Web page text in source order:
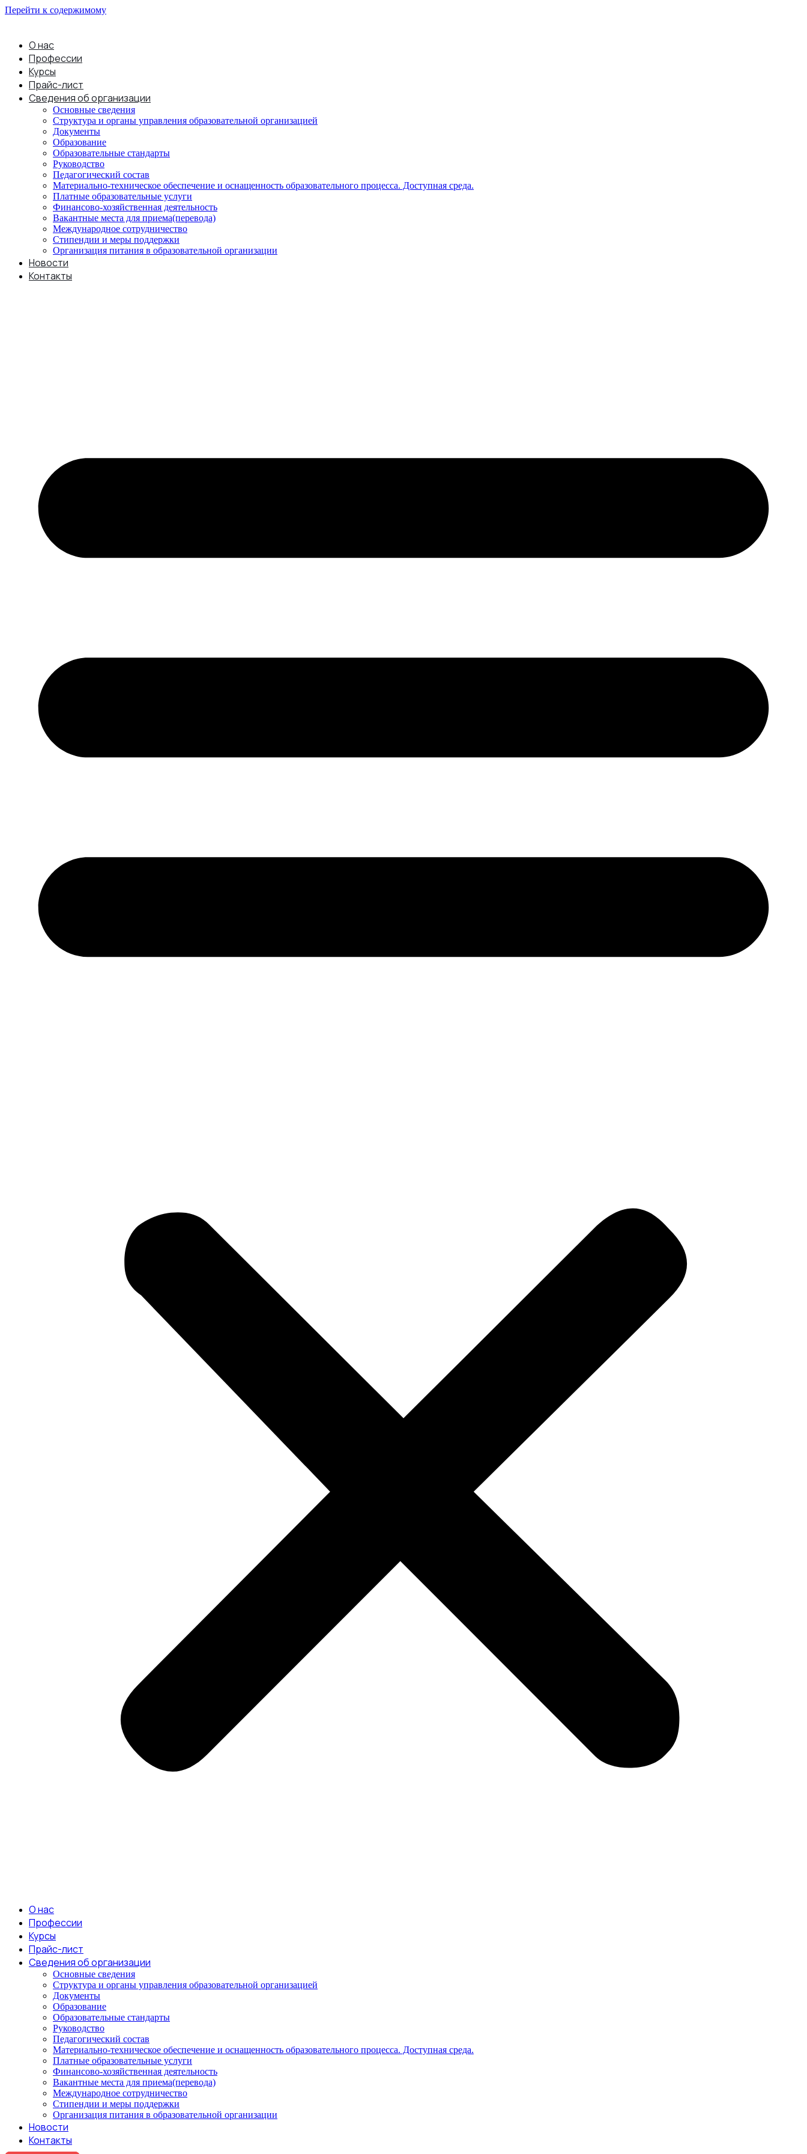
Перейти к содержимому
О нас
Профессии
Курсы
Прайс-лист
Сведения об организации
Основные сведения
Структура и органы управления образовательной организацией
Документы
Образование
Образовательные стандарты
Руководство
Педагогический состав
Материально-техническое обеспечение и оснащенность образовательного процесса. Доступная среда.
Платные образовательные услуги
Финансово-хозяйственная деятельность
Вакантные места для приема(перевода)
Международное сотрудничество
Стипендии и меры поддержки
Организация питания в образовательной организации
Новости
Контакты
О нас
Профессии
Курсы
Прайс-лист
Сведения об организации
Основные сведения
Структура и органы управления образовательной организацией
Документы
Образование
Образовательные стандарты
Руководство
Педагогический состав
Материально-техническое обеспечение и оснащенность образовательного процесса. Доступная среда.
Платные образовательные услуги
Финансово-хозяйственная деятельность
Вакантные места для приема(перевода)
Международное сотрудничество
Стипендии и меры поддержки
Организация питания в образовательной организации
Новости
Контакты